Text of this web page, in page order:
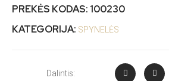
PREKĖS KODAS: 100230
KATEGORIJA: SPYNELĖS
Dalintis: